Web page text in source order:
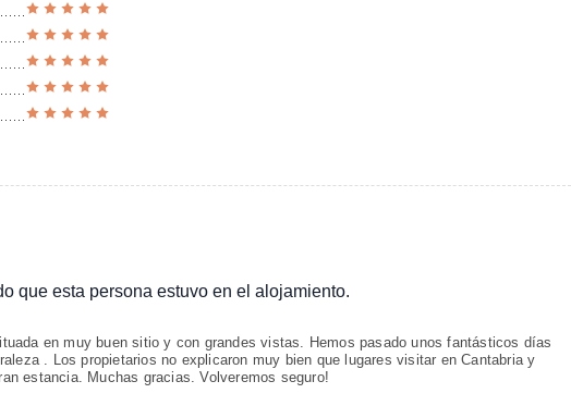
que esta persona estuvo en el alojamiento.
en muy buen sitio y con grandes vistas. Hemos pasado unos fantásticos días
. Los propietarios no explicaron muy bien que lugares visitar en Cantabria y
estancia. Muchas gracias. Volveremos seguro!